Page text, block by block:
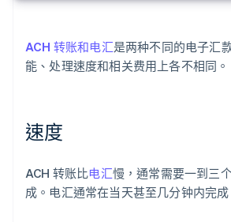
ACH 转账和电汇是两种不同的电子汇
能、处理速度和相关费用上各不相同。
速度
ACH 转账比电汇慢，通常需要一到三
成。电汇通常在当天甚至几分钟内完成